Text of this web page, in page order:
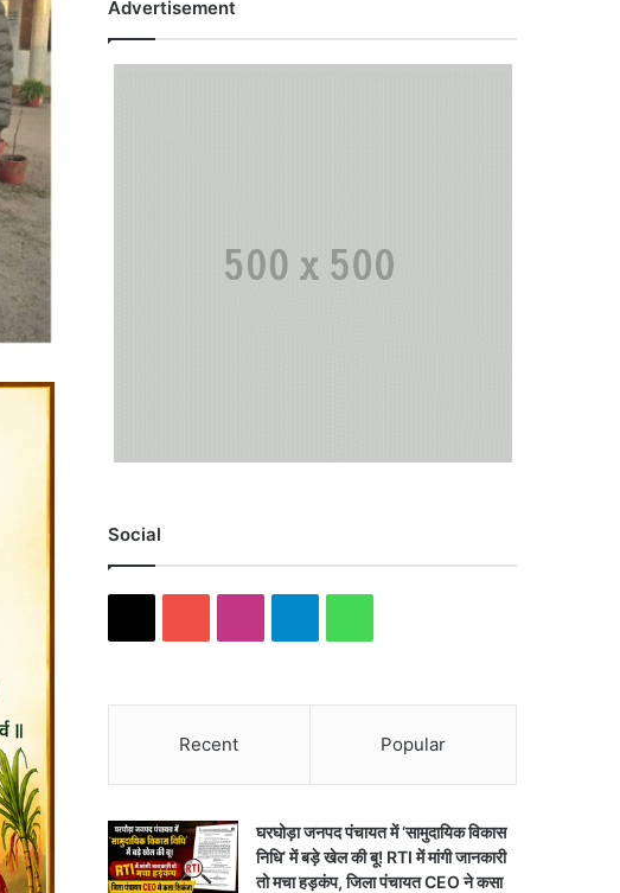
Advertisement
Social
Recent Popular
घरघोड़ा जनपद पंचायत में ‘सामुदायिक विकास
निधि’ में बड़े खेल की बू! RTI में मांगी जानकारी
तो मचा हड़कंप, जिला पंचायत CEO ने कसा